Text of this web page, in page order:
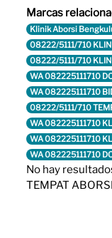
Marcas
Klinik Aborsi
08222/5111/710
08222/5111/710
WA 082225111710
WA 082225111710
08222/5111/710
WA 082225111710
WA 082225111710
WA 082225111710
No hay
TEMPAT